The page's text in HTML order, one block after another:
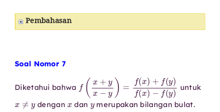
Pembahasan
Soal Nomor 7
Diketahui bahwa
f( x +yx−y)= x)+f( y)f(x)
− f( y)
untuk
y
dengan dan
y
merupakan bilangan bulat.